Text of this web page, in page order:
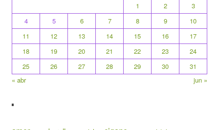
1
2
3
4
5 6 7 8 9
10
11
12 13 14 15 16
17
18
19 20 21 22 23
24
25
26 27 28 29 30
31
« abr
jun »